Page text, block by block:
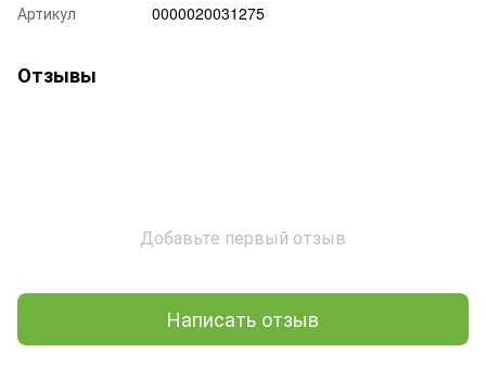
Артикул
0000020031275
Отзывы
Добавьте первый отзыв
Написать отзыв